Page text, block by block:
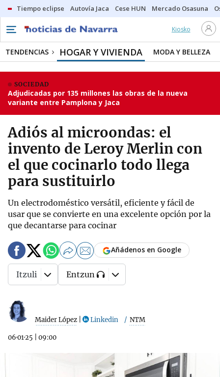
Tiempo eclipse Autovía Jaca Cese HUN Mercado Osasuna
Kiosko
TENDENCIAS HOGAR Y VIVIENDA MODA Y BELLEZA
SOCIEDAD
Adjudicadas por 135 millones las obras de la nueva
variante entre Pamplona y Jaca
Adiós al microondas: el
invento de Leroy Merlin con
el que cocinarlo todo llega
para sustituirlo
Un electrodoméstico versátil, eficiente y fácil de
usar que se convierte en una excelente opción por la
que decantarse para cocinar
Maider López Linkedin NTM
06·01·25 09:00
Añádenos en Google
Itzuli Entzun